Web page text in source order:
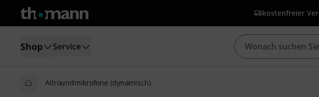
kostenfreier
Shop Service
Allroundmikrofone (dynamisch)